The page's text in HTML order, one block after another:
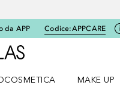
da APP Codice:APPCARE
A Douglas Home
MAKE UP